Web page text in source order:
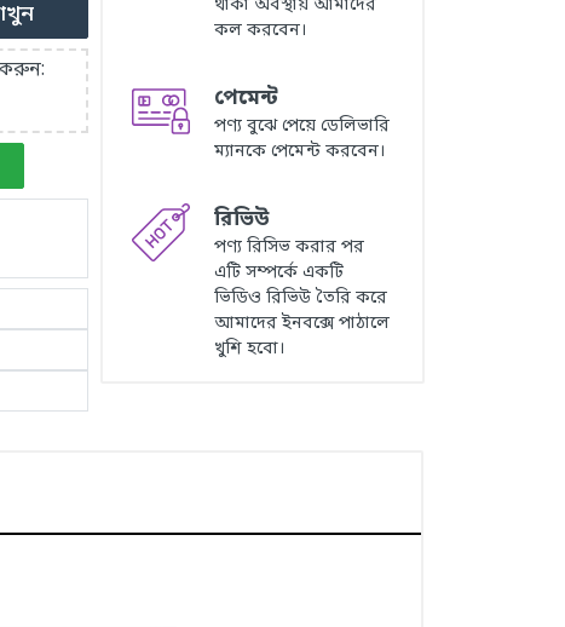
করুন:
থাকা অবস্থায় আমাদের
কল করবেন।
পেমেন্ট
পণ্য বুঝে পেয়ে ডেলিভারি
ম্যানকে পেমেন্ট করবেন।
রিভিউ
পণ্য রিসিভ করার পর
এটি সম্পর্কে একটি
ভিডিও রিভিউ তৈরি করে
আমাদের ইনবক্সে পাঠালে
খুশি হবো।